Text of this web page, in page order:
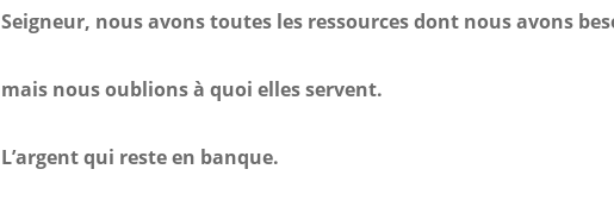
Seigneur, nous avons toutes les ressources dont nous avons
mais nous oublions à quoi elles servent.
L’argent qui reste en banque.